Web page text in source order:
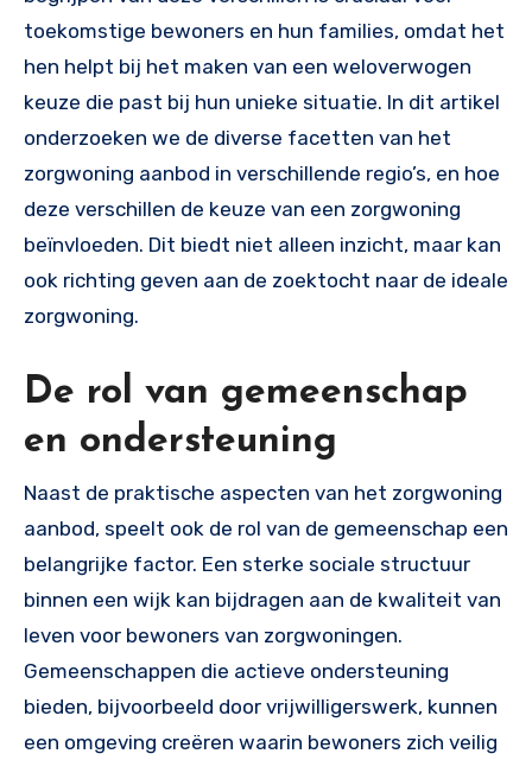
toekomstige bewoners en hun families, omdat het
hen helpt bij het maken van een weloverwogen
keuze die past bij hun unieke situatie. In dit artikel
onderzoeken we de diverse facetten van het
zorgwoning aanbod in verschillende regio’s, en hoe
deze verschillen de keuze van een zorgwoning
beïnvloeden. Dit biedt niet alleen inzicht, maar kan
ook richting geven aan de zoektocht naar de ideale
zorgwoning.
De rol van gemeenschap
en ondersteuning
Naast de praktische aspecten van het zorgwoning
aanbod, speelt ook de rol van de gemeenschap een
belangrijke factor. Een sterke sociale structuur
binnen een wijk kan bijdragen aan de kwaliteit van
leven voor bewoners van zorgwoningen.
Gemeenschappen die actieve ondersteuning
bieden, bijvoorbeeld door vrijwilligerswerk, kunnen
een omgeving creëren waarin bewoners zich veilig